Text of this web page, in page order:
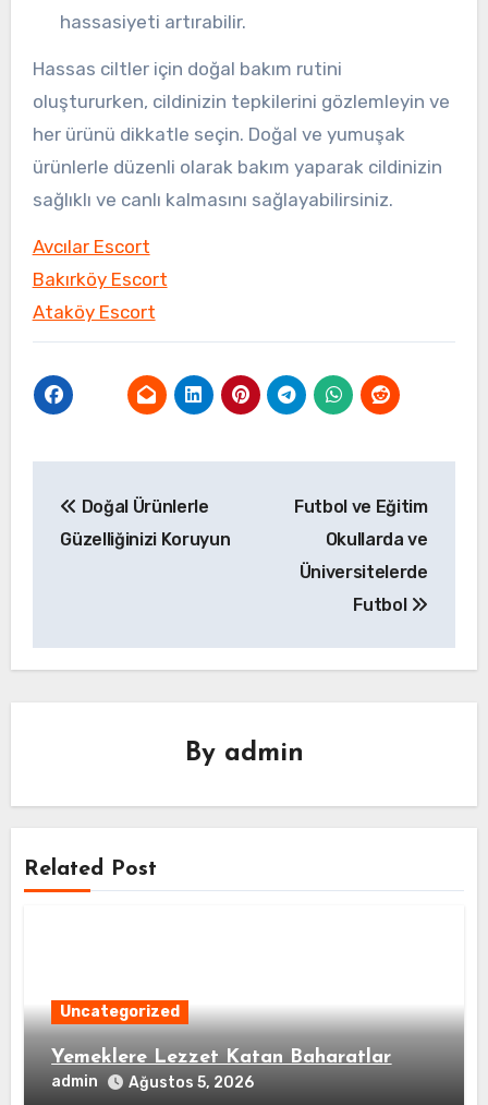
hassasiyeti artırabilir.
Hassas ciltler için doğal bakım rutini
oluştururken, cildinizin tepkilerini gözlemleyin ve
her ürünü dikkatle seçin. Doğal ve yumuşak
ürünlerle düzenli olarak bakım yaparak cildinizin
sağlıklı ve canlı kalmasını sağlayabilirsiniz.
Avcılar Escort
Bakırköy Escort
Ataköy Escort
gezinmesi
Doğal Ürünlerle
Güzelliğinizi Koruyun
Futbol ve Eğitim
Okullarda ve
Üniversitelerde
Futbol
By admin
Related Post
Uncategorized
Yemeklere Lezzet Katan Baharatlar
admin Ağustos 5, 2026